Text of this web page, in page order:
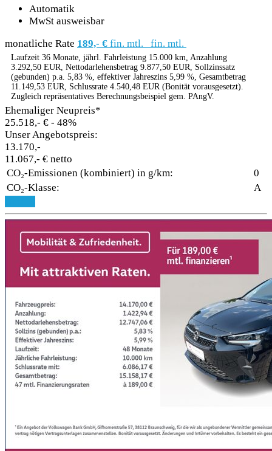
Automatik
MwSt ausweisbar
monatliche Rate 189,- € fin. mtl. fin. mtl.
Laufzeit 36 Monate, jährl. Fahrleistung 15.000 km, Anzahlung
3.292,50 EUR, Nettodarlehensbetrag 9.877,50 EUR, Sollzinssatz
(gebunden) p.a. 5,83 %, effektiver Jahreszins 5,99 %, Gesamtbetrag
11.149,53 EUR, Schlussrate 4.540,48 EUR (Bonität vorausgesetzt).
Zugleich repräsentatives Berechnungsbeispiel gem. PAngV.
Ehemaliger Neupreis*
25.518,- € - 48%
Unser Angebotspreis:
13.170,-
11.067,- € netto
CO₂-Emissionen (kombiniert) in g/km:
0
CO₂-Klasse:
A